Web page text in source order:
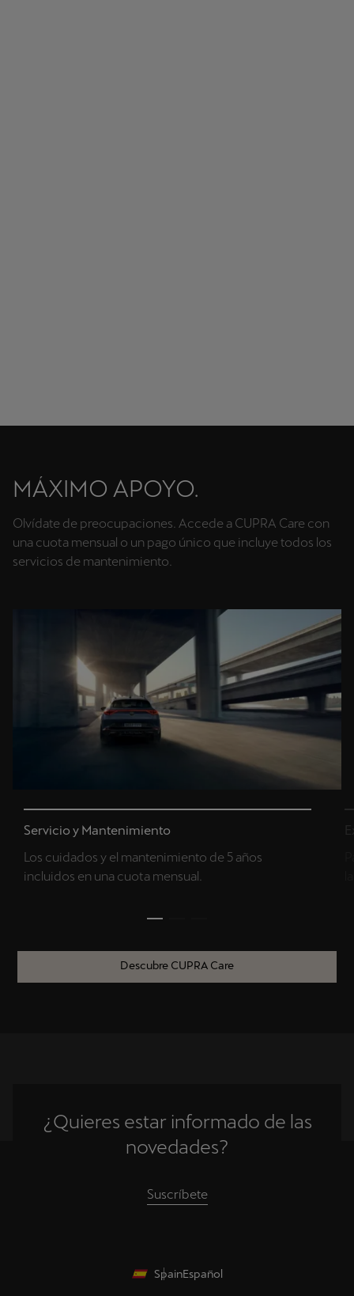
MÁXIMO APOYO.
Olvídate de preocupaciones. Accede a CUPRA Care con
una cuota mensual o un pago único que incluye todos los
servicios de mantenimiento.
Servicio y Mantenimiento
Los cuidados y el mantenimiento de 5 años
incluidos en una cuota mensual.
Descubre CUPRA Care
¿Quieres estar informado de las
novedades?
Suscríbete
SpainEspañol